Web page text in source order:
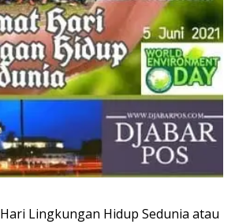
Hari Lingkungan Hidup Sedunia atau